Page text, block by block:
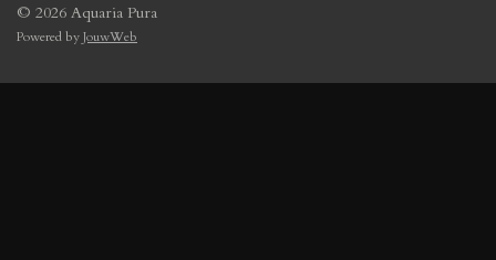
© 2026 Aquaria Pura
Powered byJouwWeb